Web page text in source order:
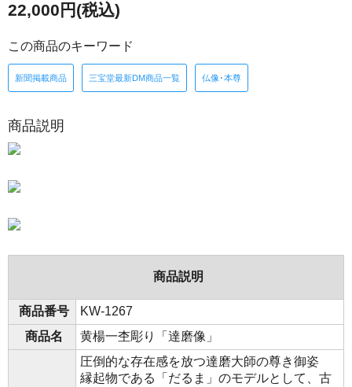
22,000円(税込)
この商品のキーワード
新聞掲載商品 三宝堂最新DM商品一覧 仏像･本尊
商品説明
商品説明
商品番号
KW-1267
商品名
黄楊一杢彫り「達磨像」
圧倒的な存在感を放つ達磨大師の尊き御姿
縁起物である「だるま」のモデルとして、古